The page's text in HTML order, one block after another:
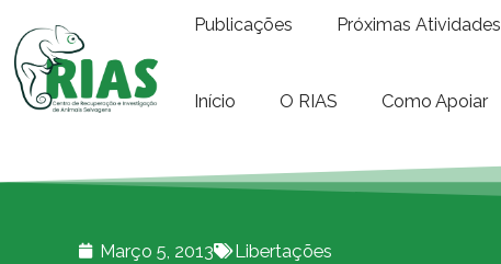
Publicações Próximas Atividades
Início O RIAS Como Apoiar
Março 5, 2013 Libertações